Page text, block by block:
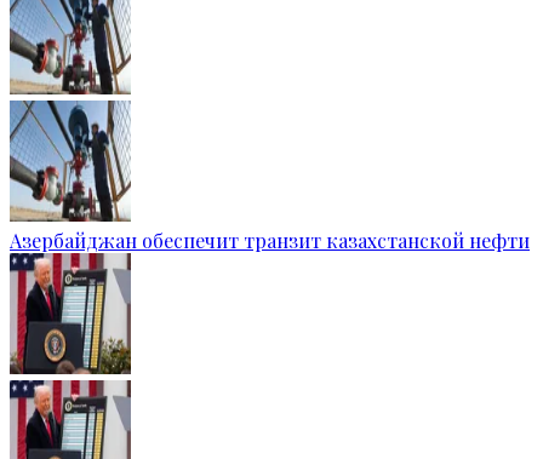
Азербайджан обеспечит транзит казахстанской нефти